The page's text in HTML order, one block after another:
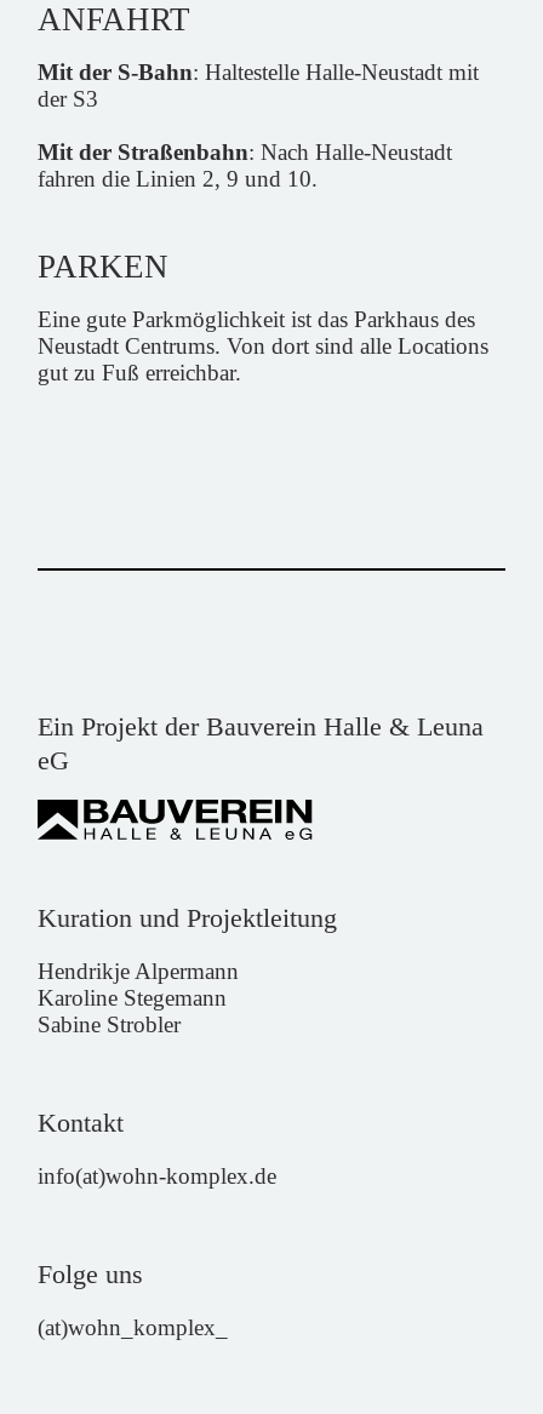
ANFAHRT
Mit der S-Bahn: Haltestelle Halle-Neustadt mit
der S3
Mit der Straßenbahn: Nach Halle-Neustadt
fahren die Linien 2, 9 und 10.
PARKEN
Eine gute Parkmöglichkeit ist das Parkhaus des
Neustadt Centrums. Von dort sind alle Locations
gut zu Fuß erreichbar.
Ein Projekt der Bauverein Halle & Leuna
eG
Kuration und Projektleitung
Hendrikje Alpermann
Karoline Stegemann
Sabine Strobler
Kontakt
info(at)wohn-komplex.de
Folge uns
(at)wohn_komplex_